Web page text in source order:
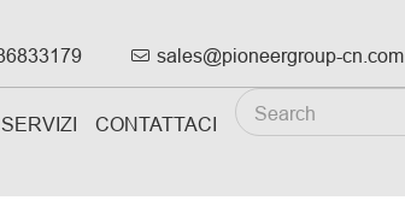
 sales@pioneergroup-cn.com
CONTATTACI